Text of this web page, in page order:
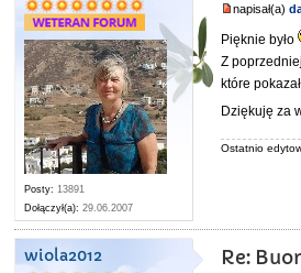
Posty: 13891
Dołączył(a): 29.06.2007
napisał(a)
Pięknie było
Z
które
Dziękuję za
Ostatnio
wiola2012 Re: